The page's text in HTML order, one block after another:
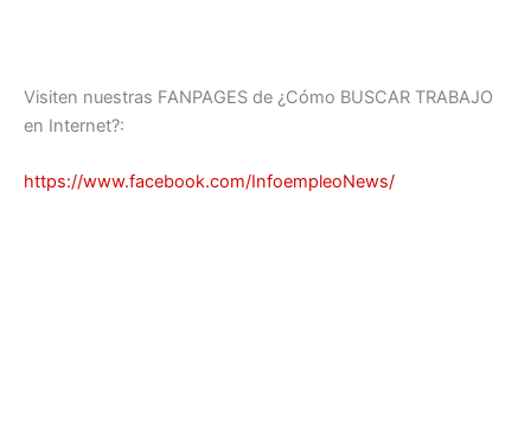
Visiten nuestras FANPAGES de ¿Cómo BUSCAR TRABAJO
en Internet?:
https://www.facebook.com/InfoempleoNews/